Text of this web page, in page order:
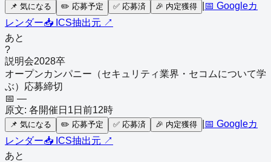
📌 気になる ✏️ 応募予定 ✅ 応募済 🎉 内定獲得
📅 Googleカ
レンダー📥 ICS抽出元 ↗
あと
?
説明会2028卒
オープンカンパニー（セキュリティ業界・セコムについて学
ぶ）応募締切
📅 —
原文: 各開催日1日前12時
📌 気になる ✏️ 応募予定 ✅ 応募済 🎉 内定獲得
📅 Googleカ
レンダー📥 ICS抽出元 ↗
あと